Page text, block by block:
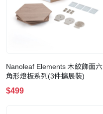
Nanoleaf Elements 木紋飾面六
角形燈板系列(3件擴展裝)
$499